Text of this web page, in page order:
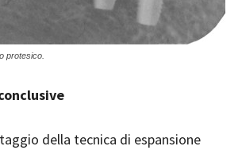
protesico.
della tecnica di espansione